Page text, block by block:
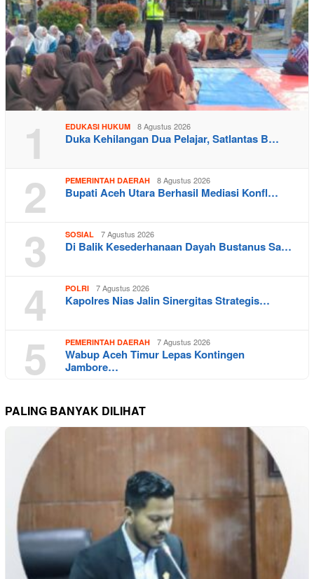
1 EDUKASI HUKUM 8 Agustus 2026
Duka Kehilangan Dua Pelajar, Satlantas B…
2 PEMERINTAH DAERAH 8 Agustus 2026
Bupati Aceh Utara Berhasil Mediasi Konfl…
3 SOSIAL 7 Agustus 2026
Di Balik Kesederhanaan Dayah Bustanus Sa…
4 POLRI 7 Agustus 2026
Kapolres Nias Jalin Sinergitas Strategis…
5 PEMERINTAH DAERAH 7 Agustus 2026
Wabup Aceh Timur Lepas Kontingen
Jambore…
PALING BANYAK DILIHAT